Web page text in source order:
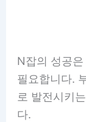
N잡의 성공
필요합니다.
로 발전시키
다.